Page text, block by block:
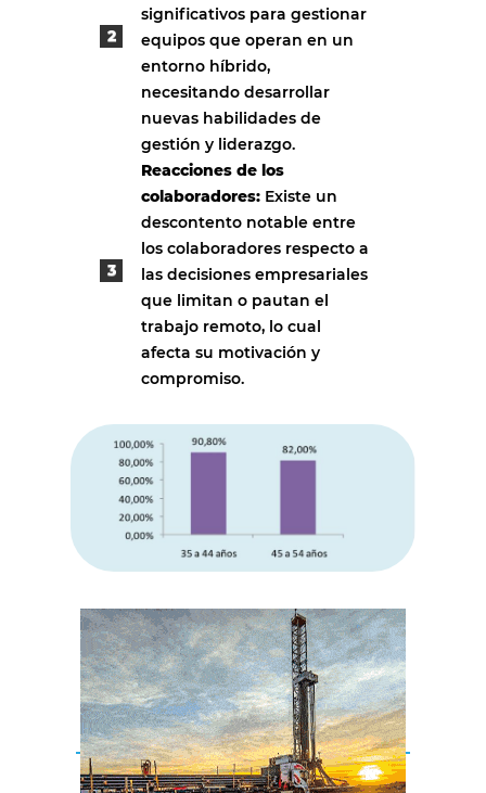
significativos para gestionar
equipos que operan en un
entorno híbrido,
necesitando desarrollar
nuevas habilidades de
gestión y liderazgo.
Reacciones de los
colaboradores: Existe un
descontento notable entre
los colaboradores respecto a
las decisiones empresariales
que limitan o pautan el
trabajo remoto, lo cual
afecta su motivación y
compromiso.